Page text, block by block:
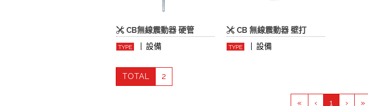
CB無線震動器 硬管
TYPE | 設備
CB 無線震動器 壁打
TYPE | 設備
TOTAL 2
« ‹ 1 (current)
› »